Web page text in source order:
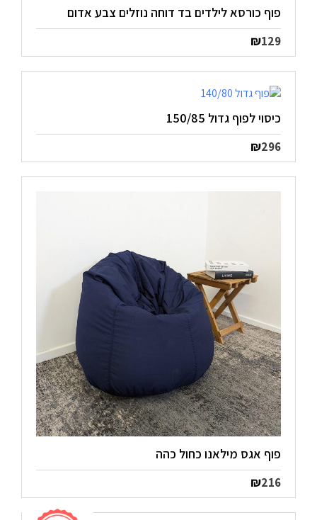
פוף כורסא לילדים בד דוחה נוזלים צבע אדום
₪129
כיסוי לפוף גדול 150/85
₪296
פוף אגס מילאנו כחול כהה
₪216